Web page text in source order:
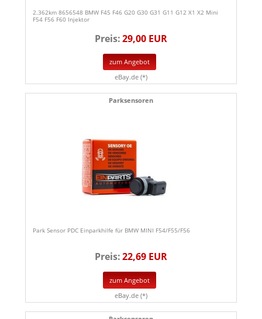
2.362km 8656548 BMW F45 F46 G20 G30 G31 G11 G12 X1 X2 Mini
F54 F56 F60 Injektor
Preis:29,00 EUR
zum Angebot
eBay.de (*)
Parksensoren
Park Sensor PDC Einparkhilfe für BMW MINI F54/F55/F56
Preis:22,69 EUR
zum Angebot
eBay.de (*)